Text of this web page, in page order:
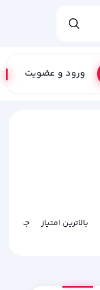
ورود و عضویت
بالاترین امتیاز